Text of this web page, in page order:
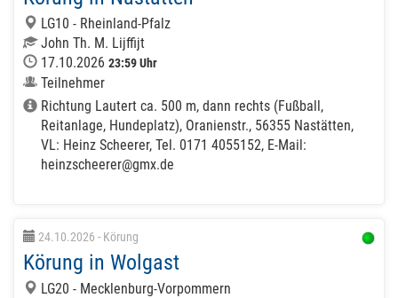
LG10 - Rheinland-Pfalz
John Th. M. Lijffijt
17.10.2026 23:59 Uhr
Teilnehmer
Richtung Lautert ca. 500 m, dann rechts (Fußball,
Reitanlage, Hundeplatz), Oranienstr., 56355 Nastätten,
VL: Heinz Scheerer, Tel. 0171 4055152, E-Mail:
heinzscheerer@gmx.de
24.10.2026 - Körung
Körung in Wolgast
LG20 - Mecklenburg-Vorpommern